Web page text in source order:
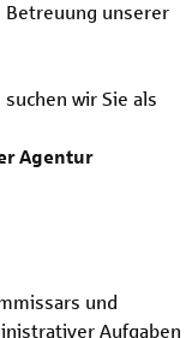
Betreuung unserer
wir Sie als
Agentur
und
Aufgaben